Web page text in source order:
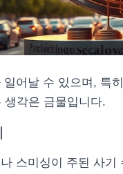
어날 수 있으며, 특
생각은 금물입니다.
스미싱이 주된 사